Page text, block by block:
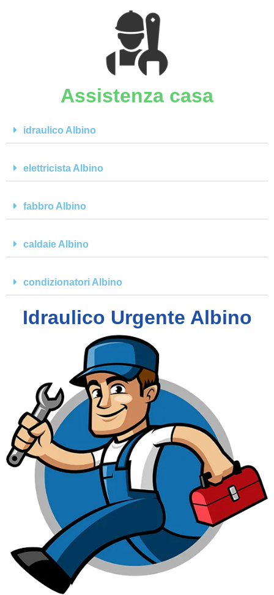
Assistenza casa
idraulico Albino
elettricista Albino
fabbro Albino
caldaie Albino
condizionatori Albino
Idraulico Urgente Albino